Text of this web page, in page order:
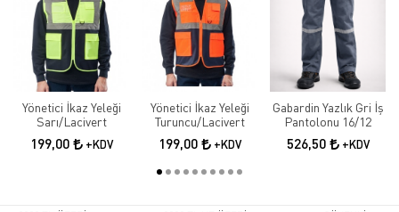
Yönetici İkaz Yeleği
Sarı/Lacivert
199,00 +KDV
Yönetici İkaz Yeleği
Turuncu/Lacivert
199,00 +KDV
Gabardin Yazlık Gri İş
Pantolonu 16/12
526,50 +KDV